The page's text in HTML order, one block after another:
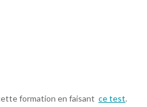
formation en faisant ce test.